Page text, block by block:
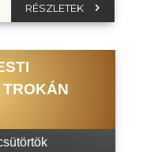
RÉSZLETEK